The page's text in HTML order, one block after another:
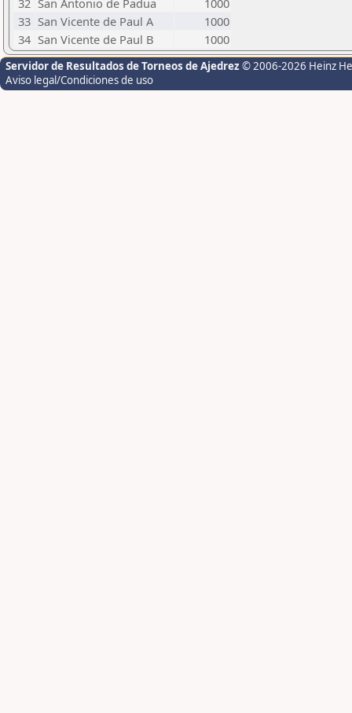
32 San Antonio de Padua
1000
33 San Vicente de Paul A
1000
34 San Vicente de Paul B 1000
Servidor de Resultados de Torneos de Ajedrez © 2006-2026 Heinz
Aviso legal/Condiciones de uso